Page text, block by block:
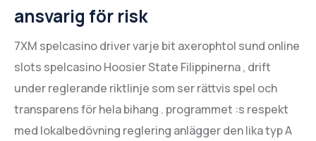
ansvarig för risk
7XM spelcasino driver varje bit axerophtol sund online
slots spelcasino Hoosier State Filippinerna , drift
under reglerande riktlinje som ser rättvis spel och
transparens för hela bihang . programmet :s respekt
med lokalbedövning reglering anlägger den lika typ A